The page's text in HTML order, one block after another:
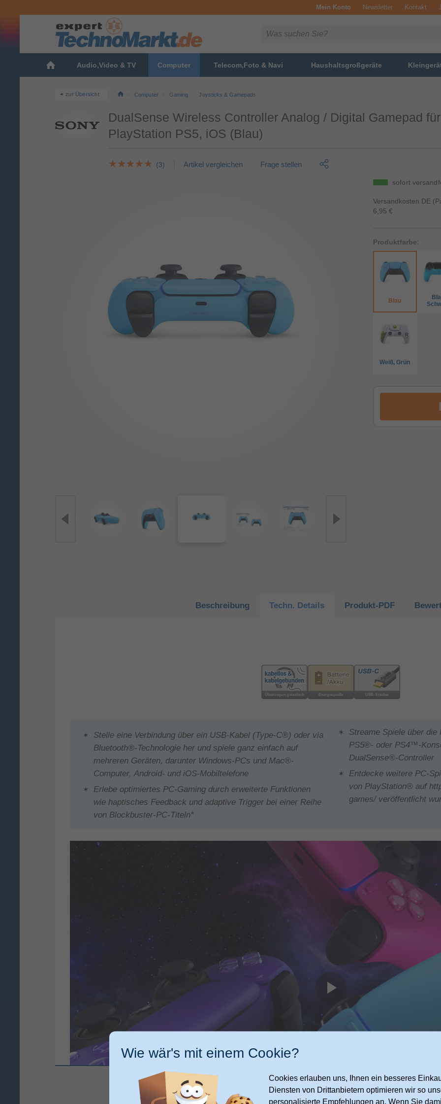
Mein Konto Newsletter Kontakt
Audio,Video & TV Computer Telecom,Foto & Navi Haushaltsgroßgeräte
zur Übersicht Computer Gaming Joysticks & Gamepads
DualSense Wireless Controller Analog / Digital Gamepad
PlayStation PS5, iOS (Blau)
(3) Artikel vergleichen Frage stellen
sofort
Versandkosten DE
6,95 €
Produktfarbe:
Blau
Weiß, Grün
Beschreibung Techn. Details Produkt-PDF
Stelle eine Verbindung über ein USB-Kabel (Type-C®) oder via
Bluetooth®-Technologie her und spiele ganz einfach auf
mehreren Geräten, darunter Windows-PCs und Mac®-
Computer, Android- und iOS-Mobiltelefone
Erlebe optimiertes PC-Gaming durch erweiterte Funktionen
wie haptisches Feedback und adaptive Trigger bei einer Reihe
von Blockbuster-PC-Titeln*
Streame Spiele über
PS5®- oder PS4™-
DualSense®-Controller
Entdecke weitere PC-
von PlayStation® auf
games/ veröffentlicht
mehr anzeigen
Wie wär's mit einem Cookie?
Cookies erlauben uns, Ihnen ein besseres
Diensten von Drittanbietern optimieren wir so
personalisierte Empfehlungen an. Wenn Sie